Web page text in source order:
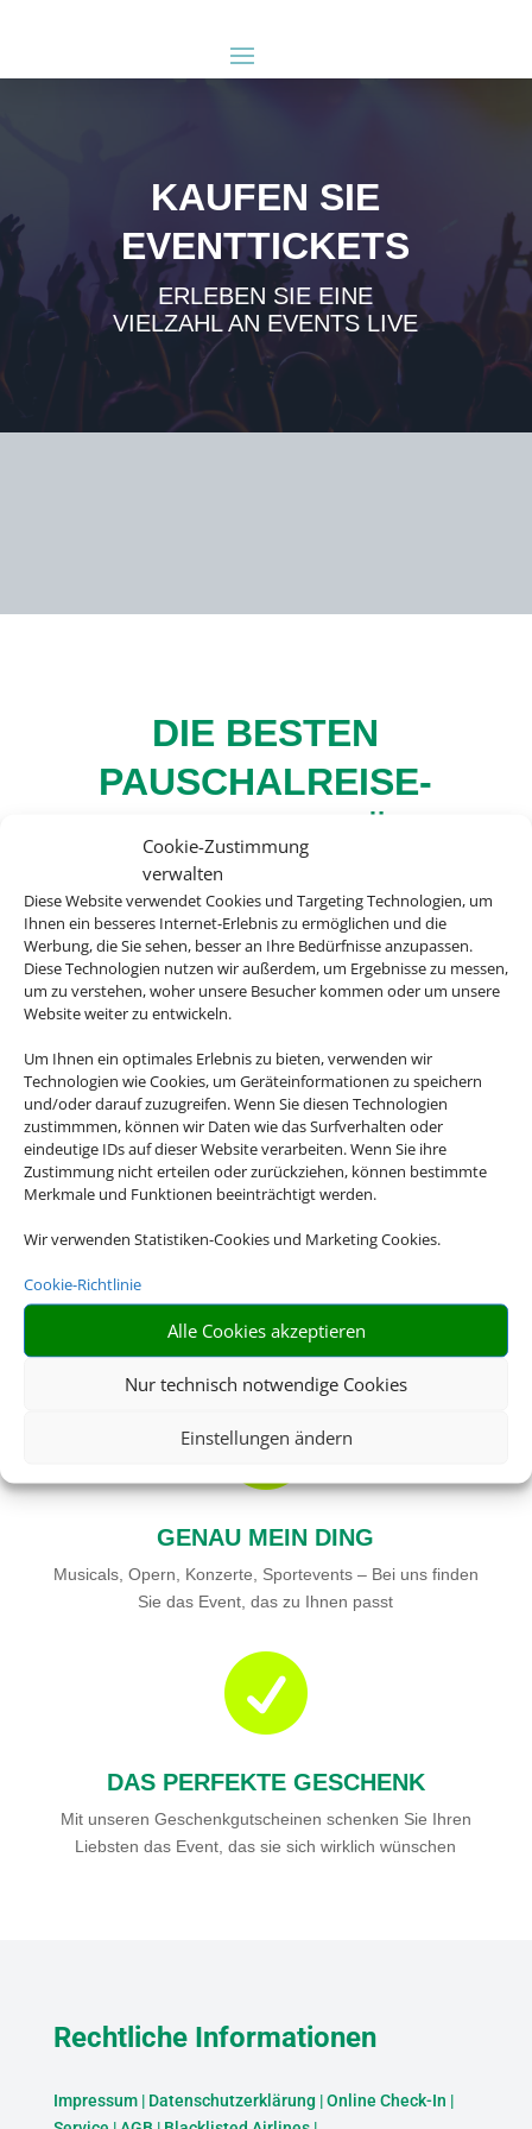
Cookie-Zustimmung
verwalten
Diese Website verwendet Cookies und Targeting Technologien, um
Ihnen ein besseres Internet-Erlebnis zu ermöglichen und die
Werbung, die Sie sehen, besser an Ihre Bedürfnisse anzupassen.
Diese Technologien nutzen wir außerdem, um Ergebnisse zu messen,
um zu verstehen, woher unsere Besucher kommen oder um unsere
Website weiter zu entwickeln.
Um Ihnen ein optimales Erlebnis zu bieten, verwenden wir
Technologien wie Cookies, um Geräteinformationen zu speichern
und/oder darauf zuzugreifen. Wenn Sie diesen Technologien
zustimmmen, können wir Daten wie das Surfverhalten oder
eindeutige IDs auf dieser Website verarbeiten. Wenn Sie ihre
Zustimmung nicht erteilen oder zurückziehen, können bestimmte
Merkmale und Funktionen beeinträchtigt werden.
Wir verwenden Statistiken-Cookies und Marketing Cookies.
Cookie-Richtlinie
Alle Cookies akzeptieren
Nur technisch notwendige Cookies
Einstellungen ändern
KAUFEN SIE
EVENTTICKETS
ERLEBEN SIE EINE
VIELZAHL AN EVENTS LIVE
DIE BESTEN
PAUSCHALREISE-
ANGEBOTE FÜR
IHREN URLAUB
Bei uns finden Sie Tickets für über 20.000
Opern oder Sportevents, wir haben immer
das Passende für Sie.

RIESIGE AUSWAHL
Wählen Sie aus über 20.000 Events weltweit

GENAU MEIN DING
Musicals, Opern, Konzerte, Sportevents – Bei uns finden
Sie das Event, das zu Ihnen passt

DAS PERFEKTE GESCHENK
Mit unseren Geschenkgutscheinen schenken Sie Ihren
Liebsten das Event, das sie sich wirklich wünschen
Rechtliche Informationen
Impressum| Datenschutzerklärung |Online Check-In |